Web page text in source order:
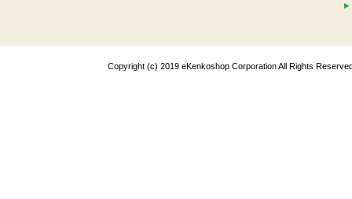
Copyright (c) 2019 eKenkoshop Corporation All Rights